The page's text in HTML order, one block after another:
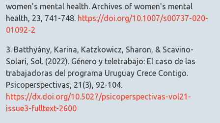
women’s mental health. Archives of women's mental
health, 23, 741-748. https://doi.org/10.1007/s00737-020-
01092-2
3. Batthyány, Karina, Katzkowicz, Sharon, & Scavino-
Solari, Sol. (2022). Género y teletrabajo: El caso de las
trabajadoras del programa Uruguay Crece Contigo.
Psicoperspectivas, 21(3), 92-104.
https://dx.doi.org/10.5027/psicoperspectivas-vol21-
issue3-fulltext-2600